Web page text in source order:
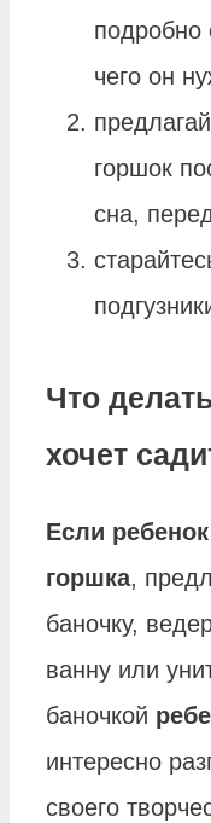
подробно
чего он
горшок
сна,
Что
хочет
Если
горшка,
баночку,
ванну или
баночкой
интересно
своего